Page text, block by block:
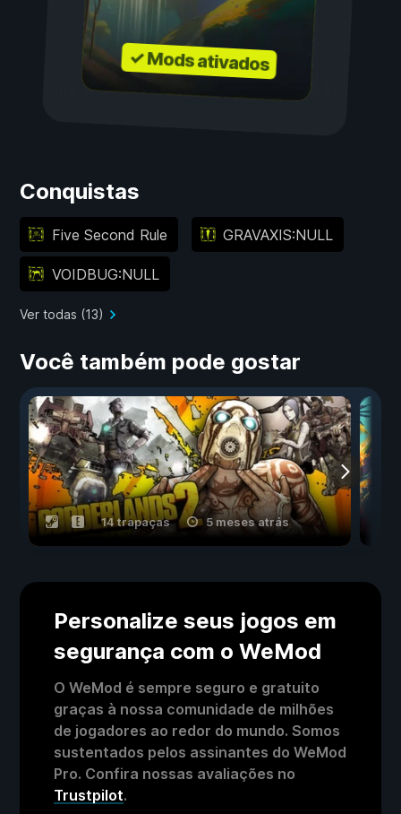
✓ Mods ativados
Conquistas
Five Second Rule GRAVAXIS:NULL
VOIDBUG:NULL
Ver todas (13)
Você também pode gostar
14 trapaças 5 meses atrás
Personalize seus jogos em
segurança com o WeMod
O WeMod é sempre seguro e gratuito
graças à nossa comunidade de milhões
de jogadores ao redor do mundo. Somos
sustentados pelos assinantes do WeMod
Pro. Confira nossas avaliações no
Trustpilot.